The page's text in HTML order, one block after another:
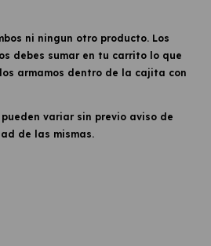
ni ningun otro producto. Los
debes sumar en tu carrito lo que
armamos dentro de la cajita con
variar sin previo aviso de
de las mismas.